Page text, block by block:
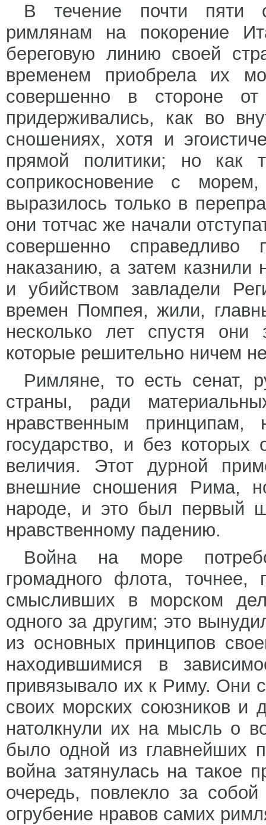
В течение почти пяти
римлянам на покорение
береговую линию своей
временем приобрела их
совершенно в стороне
придерживались, как во
сношениях, хотя и
прямой политики; но как
соприкосновение с
выразилось только в
они тотчас же начали
совершенно справедливо
наказанию, а затем казнили
и убийством завладели
времен Помпея, жили,
несколько лет спустя
которые решительно ничем
Римляне, то есть сенат,
страны, ради
нравственным принципам,
государство, и без которых
величия. Этот дурной
внешние сношения Рима,
народе, и это был первый
нравственному падению.
Война на море
громадного флота,
смысливших в морском
одного за другим; это
из основных принципов
находившимися в
привязывало их к Риму. Они
своих морских союзников и
натолкнули их на мысль о
было одной из главнейших
война затянулась на такое
очередь, повлекло за
огрубение нравов самих